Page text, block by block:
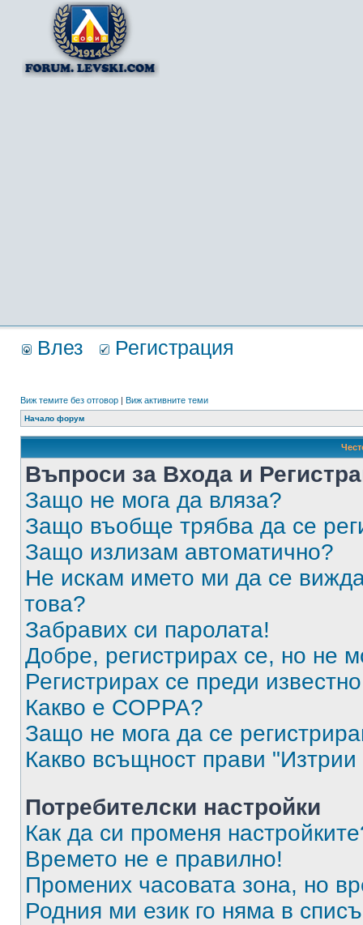
Влез Регистрация
Виж темите без отговор | Виж активните теми
Начало форум
Въпроси за Входа и
Защо не мога да вляза?
Защо въобще трябва да се
Защо излизам автоматично?
Не искам името ми да се
това?
Забравих си паролата!
Добре, регистрирах се, но не
Регистрирах се преди
Какво е COPPA?
Защо не мога да се
Какво всъщност прави "Изтрии
Потребителски настройки
Как да си променя
Времето не е правилно!
Промених часовата зона, но
Родния ми език го няма в